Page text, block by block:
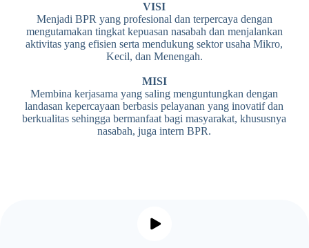
VISI
Menjadi BPR yang profesional dan terpercaya dengan
mengutamakan tingkat kepuasan nasabah dan menjalankan
aktivitas yang efisien serta mendukung sektor usaha Mikro,
Kecil, dan Menengah.
MISI
Membina kerjasama yang saling menguntungkan dengan
landasan kepercayaan berbasis pelayanan yang inovatif dan
berkualitas sehingga bermanfaat bagi masyarakat, khususnya
nasabah, juga intern BPR.